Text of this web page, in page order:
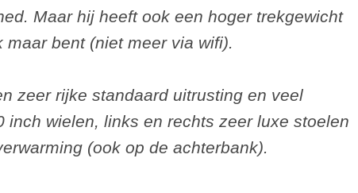
Maar hij heeft ook een hoger trekgewicht
bent (niet meer via wifi).
zeer rijke standaard uitrusting en veel
wielen, links en rechts zeer luxe stoelen
(ook op de achterbank).